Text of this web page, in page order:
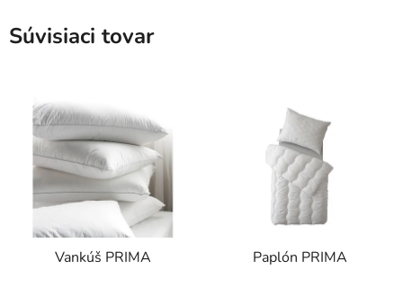
Súvisiaci tovar
Vankúš PRIMA Paplón PRIMA